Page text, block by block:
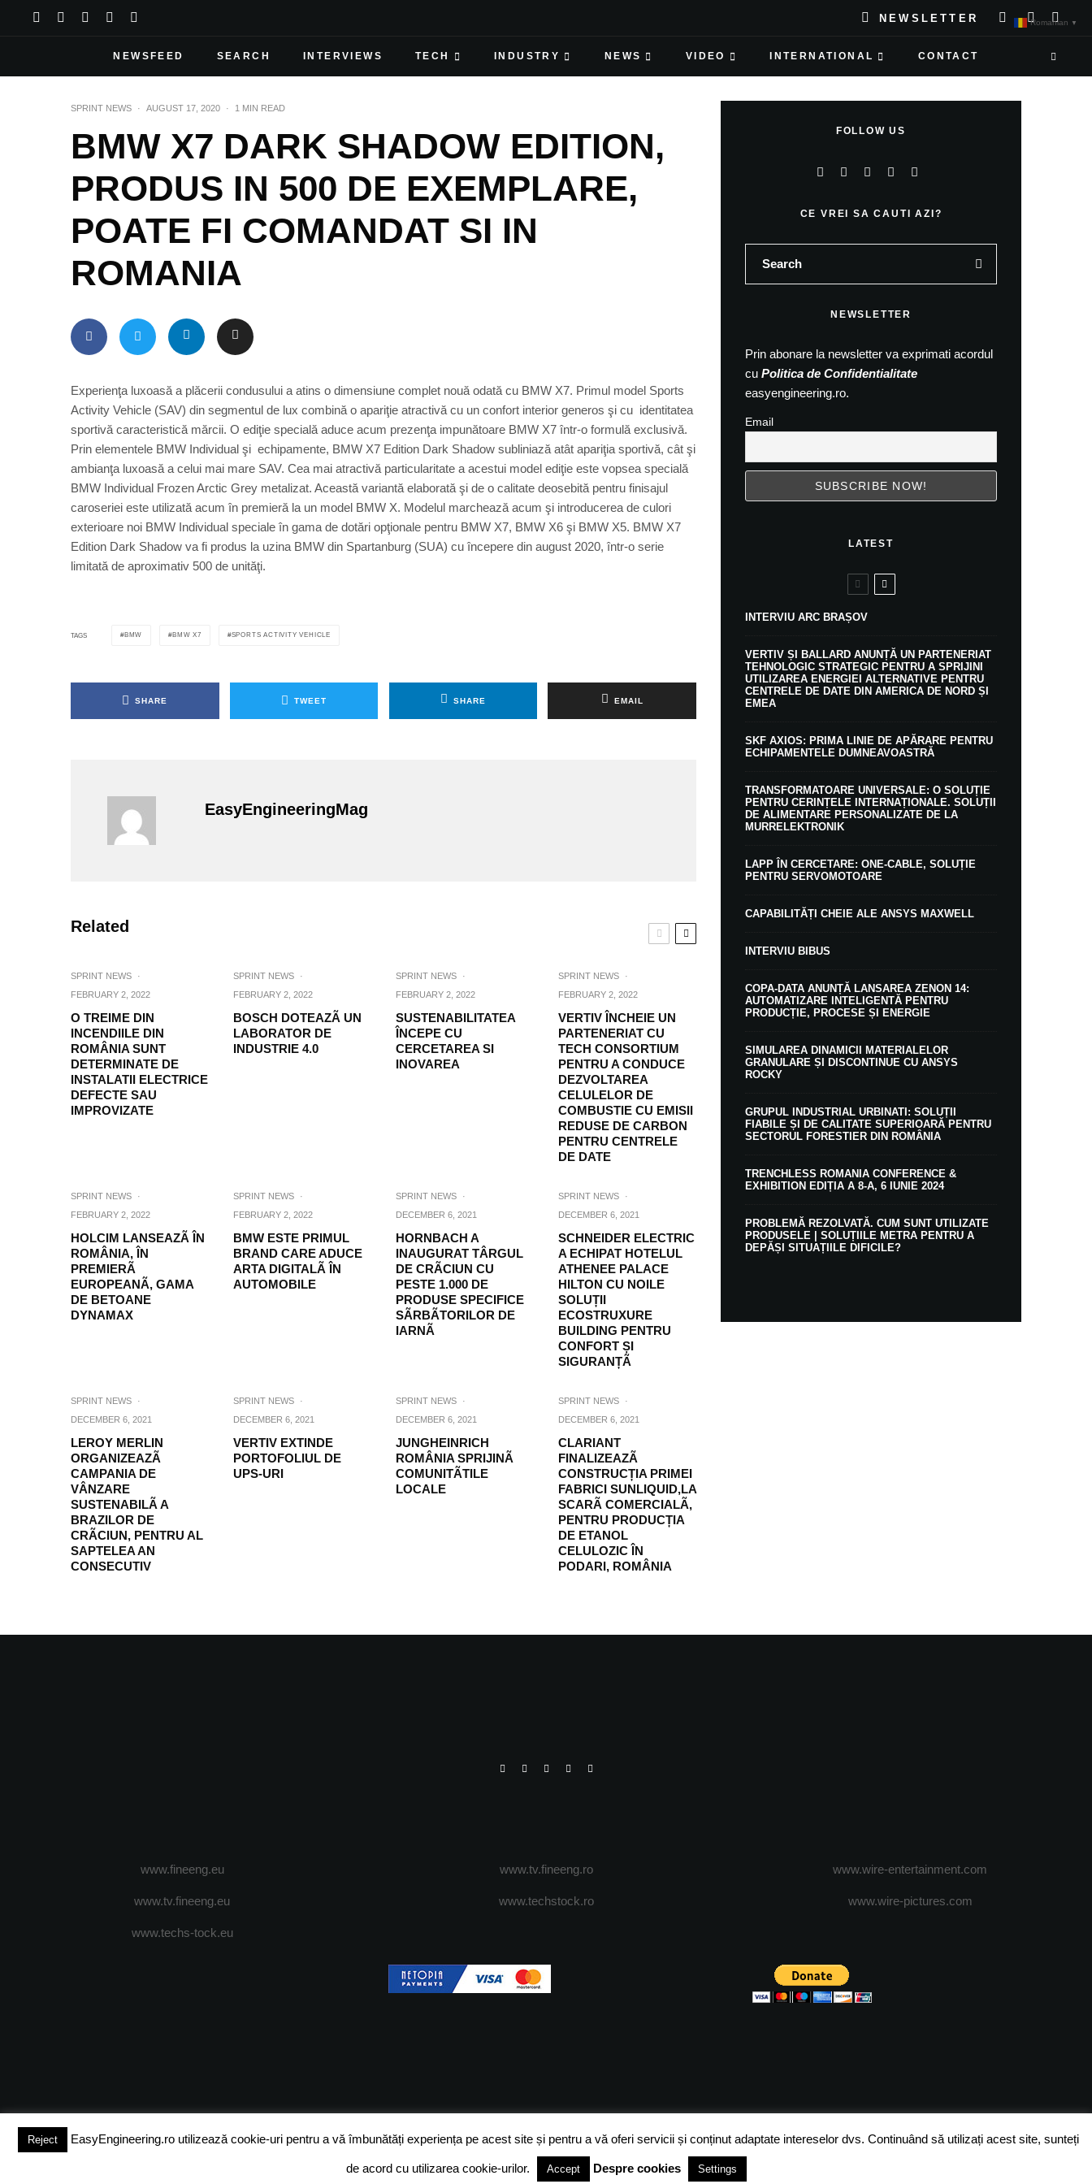
NEWSLETTER
NEWSFEED SEARCH INTERVIEWS TECH INDUSTRY NEWS VIDEO INTERNATIONAL CONTACT
SPRINT NEWS · AUGUST 17, 2020 · 1 MIN READ
BMW X7 DARK SHADOW EDITION,
PRODUS IN 500 DE EXEMPLARE,
POATE FI COMANDAT SI IN
ROMANIA
Experienţa luxoasă a plăcerii condusului a atins o dimensiune complet nouă odată cu BMW X7. Primul model Sports
Activity Vehicle (SAV) din segmentul de lux combină o apariţie atractivă cu un confort interior generos şi cu identitatea
sportivă caracteristică mărcii. O ediţie specială aduce acum prezenţa impunătoare BMW X7 într-o formulă exclusivă.
Prin elementele BMW Individual şi echipamente, BMW X7 Edition Dark Shadow subliniază atât apariţia sportivă, cât şi
ambianţa luxoasă a celui mai mare SAV. Cea mai atractivă particularitate a acestui model ediţie este vopsea specială
BMW Individual Frozen Arctic Grey metalizat. Această variantă elaborată şi de o calitate deosebită pentru finisajul
caroseriei este utilizată acum în premieră la un model BMW X. Modelul marchează acum şi introducerea de culori
exterioare noi BMW Individual speciale în gama de dotări opţionale pentru BMW X7, BMW X6 şi BMW X5. BMW X7
Edition Dark Shadow va fi produs la uzina BMW din Spartanburg (SUA) cu începere din august 2020, într-o serie
limitată de aproximativ 500 de unităţi.
TAGS BMW BMW X7 SPORTS ACTIVITY VEHICLE
SHARE TWEET SHARE EMAIL
EasyEngineeringMag
Related
SPRINT NEWS
·
FEBRUARY 2, 2022
O TREIME DIN
INCENDIILE DIN
ROMÂNIA SUNT
DETERMINATE DE
INSTALATII ELECTRICE
DEFECTE SAU
IMPROVIZATE
SPRINT NEWS
·
FEBRUARY 2, 2022
BOSCH DOTEAZÃ UN
LABORATOR DE
INDUSTRIE 4.0
SPRINT NEWS
·
FEBRUARY 2, 2022
SUSTENABILITATEA
ÎNCEPE CU
CERCETAREA SI
INOVAREA
SPRINT NEWS
·
FEBRUARY 2, 2022
VERTIV ÎNCHEIE UN
PARTENERIAT CU
TECH CONSORTIUM
PENTRU A CONDUCE
DEZVOLTAREA
CELULELOR DE
COMBUSTIE CU EMISII
REDUSE DE CARBON
PENTRU CENTRELE
DE DATE
SPRINT NEWS
·
FEBRUARY 2, 2022
HOLCIM LANSEAZÃ ÎN
ROMÂNIA, ÎN
PREMIERÃ
EUROPEANÃ, GAMA
DE BETOANE
DYNAMAX
SPRINT NEWS
·
FEBRUARY 2, 2022
BMW ESTE PRIMUL
BRAND CARE ADUCE
ARTA DIGITALÃ ÎN
AUTOMOBILE
SPRINT NEWS
·
DECEMBER 6, 2021
HORNBACH A
INAUGURAT TÂRGUL
DE CRÃCIUN CU
PESTE 1.000 DE
PRODUSE SPECIFICE
SÃRBÃTORILOR DE
IARNÃ
SPRINT NEWS
·
DECEMBER 6, 2021
SCHNEIDER ELECTRIC
A ECHIPAT HOTELUL
ATHENEE PALACE
HILTON CU NOILE
SOLUȚII
ECOSTRUXURE
BUILDING PENTRU
CONFORT ȘI
SIGURANȚÃ
SPRINT NEWS
·
DECEMBER 6, 2021
LEROY MERLIN
ORGANIZEAZÃ
CAMPANIA DE
VÂNZARE
SUSTENABILÃ A
BRAZILOR DE
CRÃCIUN, PENTRU AL
SAPTELEA AN
CONSECUTIV
SPRINT NEWS
·
DECEMBER 6, 2021
VERTIV EXTINDE
PORTOFOLIUL DE
UPS-URI
SPRINT NEWS
·
DECEMBER 6, 2021
JUNGHEINRICH
ROMÂNIA SPRIJINÃ
COMUNITÃTILE
LOCALE
SPRINT NEWS
·
DECEMBER 6, 2021
CLARIANT
FINALIZEAZÃ
CONSTRUCȚIA PRIMEI
FABRICI SUNLIQUID,LA
SCARÃ COMERCIALÃ,
PENTRU PRODUCȚIA
DE ETANOL
CELULOZIC ÎN
PODARI, ROMÂNIA
FOLLOW US
CE VREI SA CAUTI AZI?
NEWSLETTER
Prin abonare la newsletter va exprimati acordul
cu Politica de Confidentialitate
easyengineering.ro.
Email
LATEST
INTERVIU ARC BRAȘOV
VERTIV ȘI BALLARD ANUNȚĂ UN PARTENERIAT
TEHNOLOGIC STRATEGIC PENTRU A SPRIJINI
UTILIZAREA ENERGIEI ALTERNATIVE PENTRU
CENTRELE DE DATE DIN AMERICA DE NORD ȘI
EMEA
SKF AXIOS: PRIMA LINIE DE APĂRARE PENTRU
ECHIPAMENTELE DUMNEAVOASTRĂ
TRANSFORMATOARE UNIVERSALE: O SOLUȚIE
PENTRU CERINȚELE INTERNAȚIONALE. SOLUȚII
DE ALIMENTARE PERSONALIZATE DE LA
MURRELEKTRONIK
LAPP ÎN CERCETARE: ONE-CABLE, SOLUȚIE
PENTRU SERVOMOTOARE
CAPABILITĂȚI CHEIE ALE ANSYS MAXWELL
INTERVIU BIBUS
COPA-DATA ANUNȚĂ LANSAREA ZENON 14:
AUTOMATIZARE INTELIGENTĂ PENTRU
PRODUCȚIE, PROCESE ȘI ENERGIE
SIMULAREA DINAMICII MATERIALELOR
GRANULARE ȘI DISCONTINUE CU ANSYS
ROCKY
GRUPUL INDUSTRIAL URBINATI: SOLUȚII
FIABILE ȘI DE CALITATE SUPERIOARĂ PENTRU
SECTORUL FORESTIER DIN ROMÂNIA
TRENCHLESS ROMANIA CONFERENCE &
EXHIBITION EDIȚIA A 8-A, 6 IUNIE 2024
PROBLEMĂ REZOLVATĂ. CUM SUNT UTILIZATE
PRODUSELE | SOLUȚIILE METRA PENTRU A
DEPĂȘI SITUAȚIILE DIFICILE?
www.fineeng.eu
www.tv.fineeng.eu
www.techs-tock.eu
www.tv.fineeng.ro
www.techstock.ro
www.wire-entertainment.com
www.wire-pictures.com
Reject EasyEngineering.ro utilizează cookie-uri pentru a vă îmbunătăți experiența pe acest site și pentru a vă oferi servicii și conținut adaptate intereselor dvs. Continuând să utilizați acest site, sunteți
de acord cu utilizarea cookie-urilor. Accept Despre cookies Settings
Romanian ▼